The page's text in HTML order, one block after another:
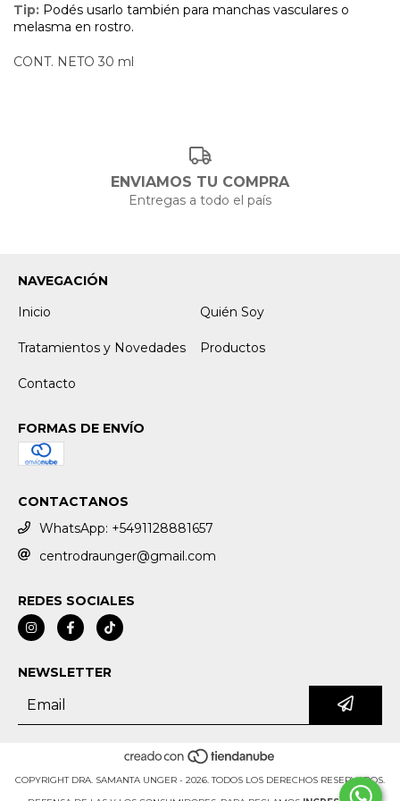
Tip: Podés usarlo también para manchas vasculares o
melasma en rostro.
CONT. NETO 30 ml
ENVIAMOS TU COMPRA
Entregas a todo el país
NAVEGACIÓN
Inicio
Quién Soy
Tratamientos y Novedades Productos
Contacto
FORMAS DE ENVÍO
CONTACTANOS
WhatsApp: +5491128881657
centrodraunger@gmail.com
REDES SOCIALES
NEWSLETTER
COPYRIGHT DRA. SAMANTA UNGER - 2026. TODOS LOS DERECHOS RESERVADOS.